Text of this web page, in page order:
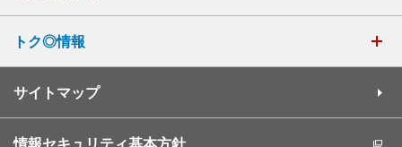
トク◎情報
サイトマップ